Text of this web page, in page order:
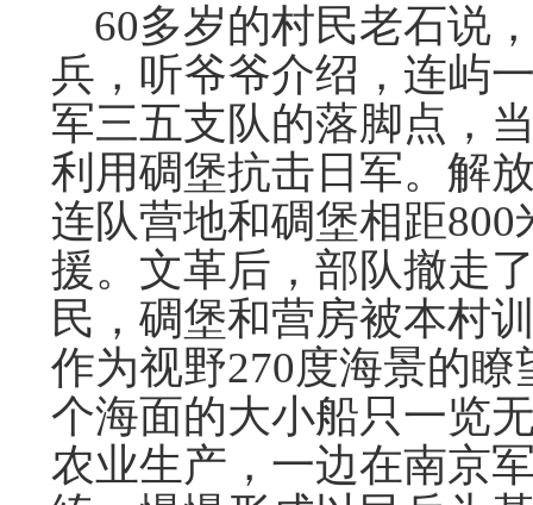
60多岁的村民老石说
兵，听爷爷介绍，连屿
军三五支队的落脚点，
利用碉堡抗击日军。解
连队营地和碉堡相距
援。文革后，部队撤走
民，碉堡和营房被本村
作为视野270度海景的
个海面的大小船只一览
农业生产，一边在南京